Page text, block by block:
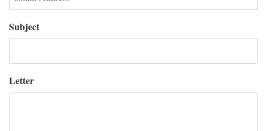
Subject
Letter